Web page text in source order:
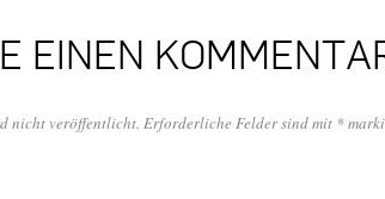
EINEN
nicht veröffentlicht. Erforderliche Felder sind mit *